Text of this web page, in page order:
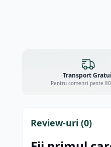
Transport
Pentru comenzi peste
Review-uri (0)